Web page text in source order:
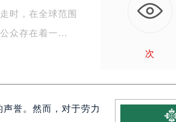
时，在全球范围
众存在着一…
次
誉。然而，对于劳力